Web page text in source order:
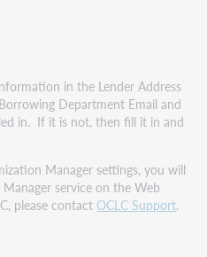
in the Lender Address
Department Email and
in. If it is not, then fill it in and
Manager settings, you will
service on the Web
please contactOCLC Support.